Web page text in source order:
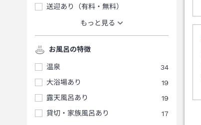
送迎あり（有料・無料）
もっと見る
お風呂の特徴
温泉
34
大浴場あり
19
露天風呂あり
19
貸切・家族風呂あり
17